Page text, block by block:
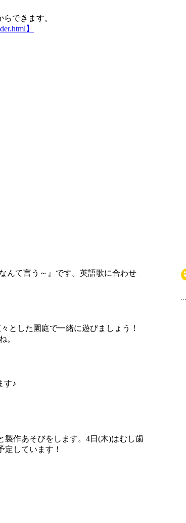
できます。
】
んて言う～』です。英語歌に合わせ
とした園庭で一緒に遊びましょう！
。
す♪
製作あそびをします。4日(木)はむし歯
しています！